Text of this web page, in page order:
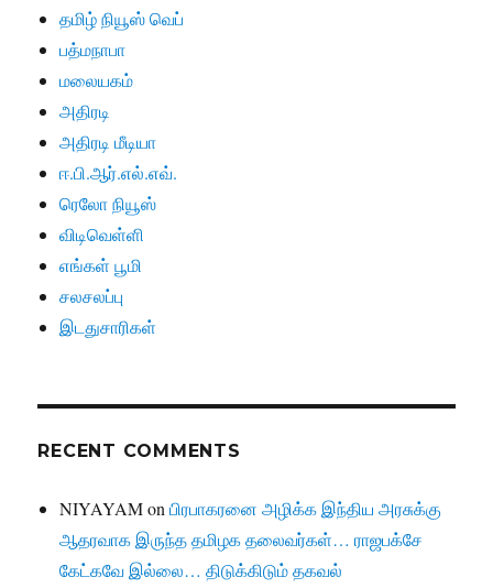
தமிழ் நியூஸ் வெப்
பத்மநாபா
மலையகம்
அதிரடி
அதிரடி மீடியா
ஈ.பி.ஆர்.எல்.எவ்.
ரெலோ நியூஸ்
விடிவெள்ளி
எங்கள் பூமி
சலசலப்பு
இடதுசாரிகள்
RECENT COMMENTS
NIYAYAMonபிரபாகரனை அழிக்க இந்திய அரசுக்கு
ஆதரவாக இருந்த தமிழக தலைவர்கள்… ராஜபக்சே
கேட்கவே இல்லை… திடுக்கிடும் தகவல்